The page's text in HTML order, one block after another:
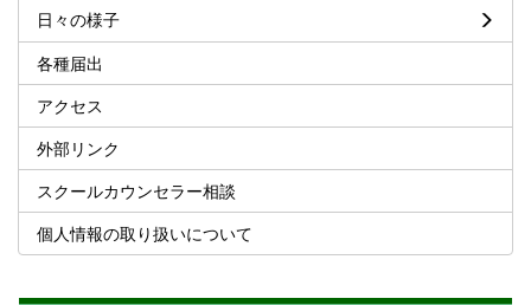
日々の様子
各種届出
アクセス
外部リンク
スクールカウンセラー相談
個人情報の取り扱いについて